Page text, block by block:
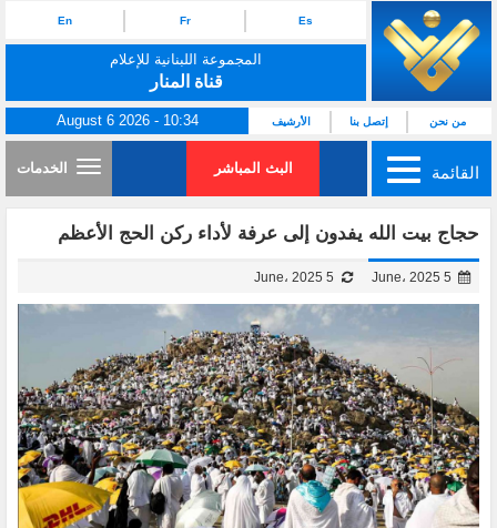
Es
Fr
En
المجموعة اللبنانية للإعلام
قناة المنار
من نحن إتصل بنا الأرشيف August 6 2026 - 10:34
القائمة البث المباشر الخدمات
حجاج بيت الله يفدون إلى عرفة لأداء ركن الحج الأعظم